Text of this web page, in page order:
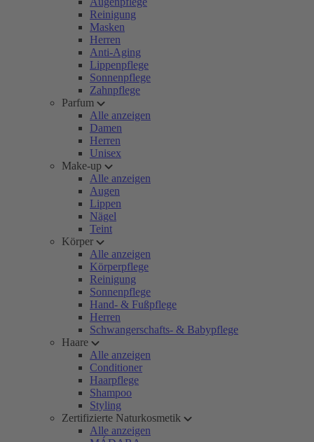
Reinigung
Masken
Herren
Anti-Aging
Lippenpflege
Sonnenpflege
Zahnpflege
Parfum
Alle anzeigen
Damen
Herren
Unisex
Make-up
Alle anzeigen
Augen
Lippen
Nägel
Teint
Körper
Alle anzeigen
Körperpflege
Reinigung
Sonnenpflege
Hand- & Fußpflege
Herren
Schwangerschafts- & Babypflege
Haare
Alle anzeigen
Conditioner
Haarpflege
Shampoo
Styling
Zertifizierte Naturkosmetik
Alle anzeigen